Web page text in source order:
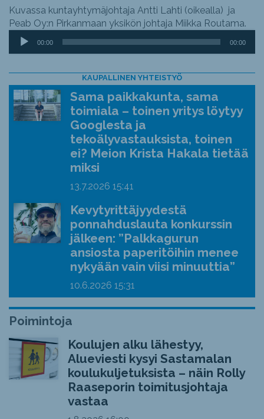
Kuvassa kuntayhtymäjohtaja Antti Lahti (oikealla) ja
Peab Oy:n Pirkanmaan yksikön johtaja Miikka Routama.
Äänitoistin
00:00 00:00
KAUPALLINEN YHTEISTYÖ
Sama paikkakunta, sama
toimiala – toinen yritys löytyy
Googlesta ja
tekoälyvastauksista, toinen
ei? Meion Krista Hakala tietää
miksi
13.7.2026 15:41
Kevytyrittäjyydestä
ponnahduslauta konkurssin
jälkeen: ”Palkkagurun
ansiosta paperitöihin menee
nykyään vain viisi minuuttia”
10.6.2026 15:31
Poimintoja
Koulujen alku lähestyy,
Alueviesti kysyi Sastamalan
koulukuljetuksista – näin Rolly
Raaseporin toimitusjohtaja
vastaa